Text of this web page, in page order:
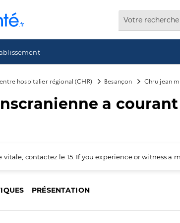
hospitalier régional (CHR) Besançon Chru jean
a
vitale, contactez le 15. If you experience or witness
PRÉSENTATION